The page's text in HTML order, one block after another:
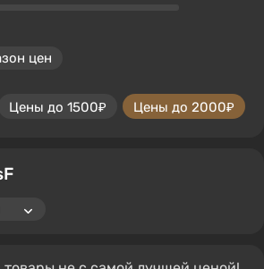
цен
Цены до 1500₽ Цены до 2000₽